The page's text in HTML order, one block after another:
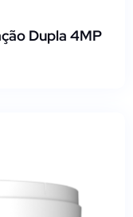
Dupla 4MP